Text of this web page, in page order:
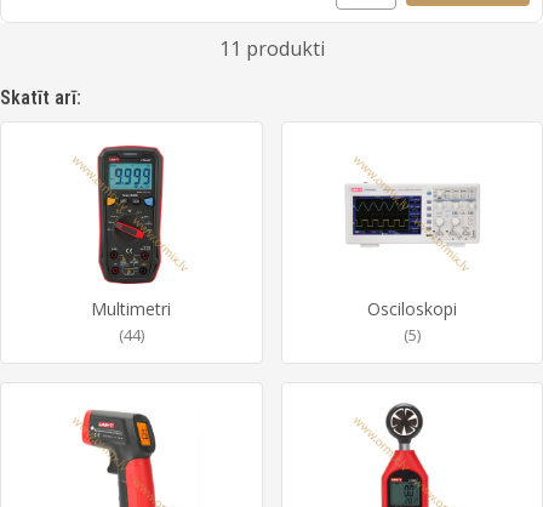
11 produkti
Skatīt arī:
Multimetri
(44)
Osciloskopi
(5)